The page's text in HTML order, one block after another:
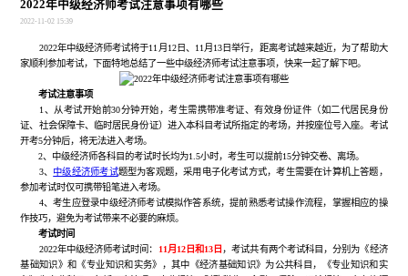
2022年中级经济师考试注意事项有哪些
2022-11-02 15:39
2022年中级经济师考试将于11月12日、11月13日举行，距离考试越来越近，为了帮助大
家顺利参加考试，下面特地总结了一些中级经济师考试注意事项，快来一起了解下吧。
考试注意事项
1、从考试开始前30分钟开始，考生需携带准考证、有效身份证件（如二代居民身份
证、社会保障卡、临时居民身份证）进入本科目考试所指定的考场，并按座位号入座。考试
开考5分钟后，将无法进入考场。
2、中级经济师各科目的考试时长均为1.5小时，考生可以提前15分钟交卷、离场。
3、 中级经济师考试题型为客观题，采用电子化考试方式，考生需要在计算机上答题，
参加考试时仅可携带铅笔进入考场。
4、考生应登录中级经济师考试模拟作答系统，提前熟悉考试操作流程，掌握相应的操
作技巧，避免为考试带来不必要的麻烦。
考试时间
2022年中级经济师考试时间：
11月12日和13日 ，考试共有两个考试科目，分别为《经济
基础知识》和《专业知识和实务》，其中《经济基础知识》为公共科目，《专业知识和实